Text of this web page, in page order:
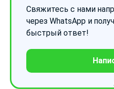
Свяжитесь с нами
через WhatsApp и
быстрый ответ!